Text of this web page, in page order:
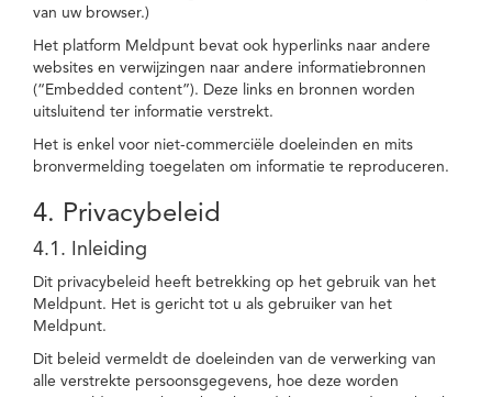
van uw browser.)
Het platform Meldpunt bevat ook hyperlinks naar andere
websites en verwijzingen naar andere informatiebronnen
(“Embedded content”). Deze links en bronnen worden
uitsluitend ter informatie verstrekt.
Het is enkel voor niet-commerciële doeleinden en mits
bronvermelding toegelaten om informatie te reproduceren.
4. Privacybeleid
4.1. Inleiding
Dit privacybeleid heeft betrekking op het gebruik van het
Meldpunt. Het is gericht tot u als gebruiker van het
Meldpunt.
Dit beleid vermeldt de doeleinden van de verwerking van
alle verstrekte persoonsgegevens, hoe deze worden